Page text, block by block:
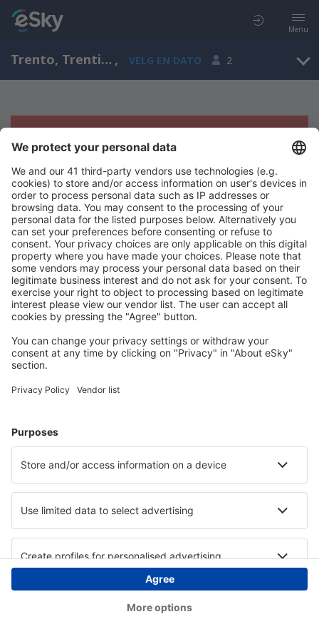
Menu
Trento, Trentino-Alto Adige, Italia , VELG EN DATO 2
Beklager, søket ga ingen resultater
Prøv å søk etter andre kriterier
Copyright © eSkyTravel.no. Alle rettigheter forbeholdt.